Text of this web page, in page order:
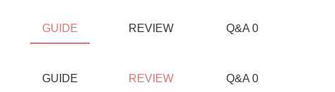
GUIDE REVIEW Q&A 0
GUIDE REVIEW Q&A 0